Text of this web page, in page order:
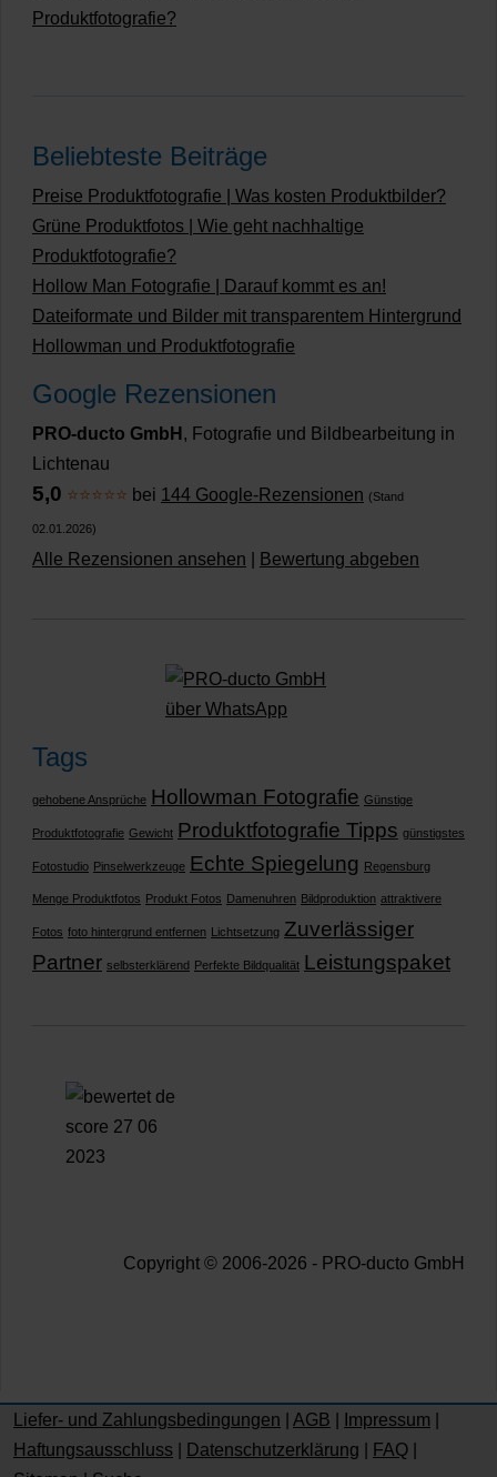
Produktfotografie?
Beliebteste Beiträge
Preise Produktfotografie | Was kosten Produktbilder?
Grüne Produktfotos | Wie geht nachhaltige
Produktfotografie?
Hollow Man Fotografie | Darauf kommt es an!
Dateiformate und Bilder mit transparentem Hintergrund
Hollowman und Produktfotografie
Google Rezensionen
PRO-ducto GmbH , Fotografie und Bildbearbeitung in
Lichtenau
5,0 ⭐⭐⭐⭐⭐ bei 144 Google-Rezensionen (Stand
02.01.2026)
Alle Rezensionen ansehen Bewertung abgeben
Tags
gehobene Ansprüche Hollowman Fotografie Günstige
Produktfotografie Gewicht Produktfotografie Tipps günstigstes
Fotostudio Pinselwerkzeuge Echte Spiegelung Regensburg
Menge Produktfotos Produkt Fotos Damenuhren Bildproduktion attraktivere
Fotos foto hintergrund entfernen Lichtsetzung Zuverlässiger
Partner selbsterklärend Perfekte Bildqualität Leistungspaket
Copyright © 2006-2026 - PRO-ducto GmbH
Liefer- und Zahlungsbedingungen AGB Impressum
Haftungsausschluss
Datenschutzerklärung FAQ